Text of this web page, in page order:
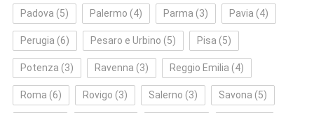
Padova (5) Palermo (4) Parma (3) Pavia (4)
Perugia (6) Pesaro e Urbino (5) Pisa (5)
Potenza (3) Ravenna (3) Reggio Emilia (4)
Roma (6) Rovigo (3) Salerno (3) Savona (5)